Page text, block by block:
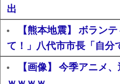
出
【熊本地震】 ボラン
て！」八代市市長「自分
【画像】 今季アニメ